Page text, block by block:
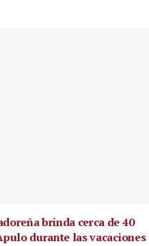
brinda cerca de 40
durante las vacaciones